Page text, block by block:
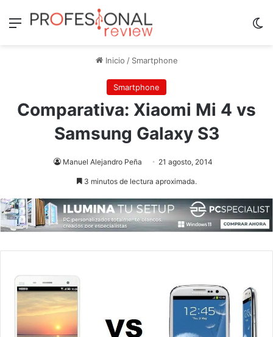
Menú
Inicio / Smartphone
Smartphone
Comparativa: Xiaomi Mi 4 vs
Samsung Galaxy S3
Manuel Alejandro Peña 21 agosto, 2014
3 minutos de lectura aproximada.